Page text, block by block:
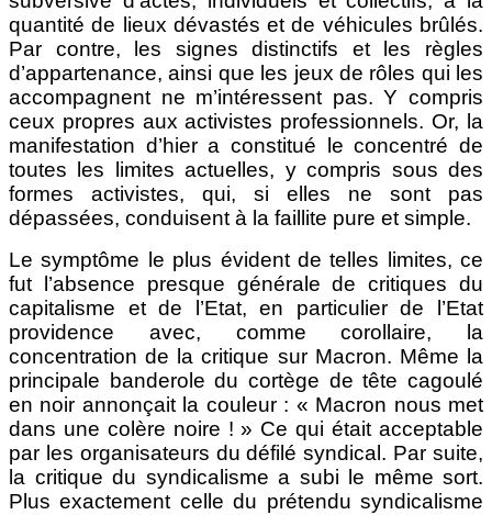
quantité de lieux dévastés et de véhicules brûlés.
Par contre, les signes distinctifs et les règles
d’appartenance, ainsi que les jeux de rôles qui les
accompagnent ne m’intéressent pas. Y compris
ceux propres aux activistes professionnels. Or, la
manifestation d’hier a constitué le concentré de
toutes les limites actuelles, y compris sous des
formes activistes, qui, si elles ne sont pas
dépassées, conduisent à la faillite pure et simple.
Le symptôme le plus évident de telles limites, ce
fut l’absence presque générale de critiques du
capitalisme et de l’Etat, en particulier de l’Etat
providence avec, comme corollaire, la
concentration de la critique sur Macron. Même la
principale banderole du cortège de tête cagoulé
en noir annonçait la couleur : « Macron nous met
dans une colère noire ! » Ce qui était acceptable
par les organisateurs du défilé syndical. Par suite,
la critique du syndicalisme a subi le même sort.
Plus exactement celle du prétendu syndicalisme